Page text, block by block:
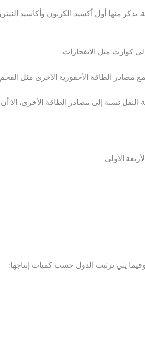
كوارث مثل الانفجارات.
مصادر الطاقة الأحفورية الأخرى مثل
الأولى:
وفيما يلي ترتيب الدول حسب كميات إنتاجها: